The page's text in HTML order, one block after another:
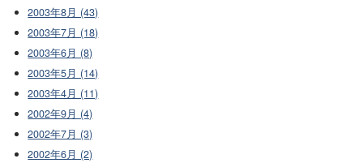
2003年8月 (43)
2003年7月 (18)
2003年6月 (8)
2003年5月 (14)
2003年4月 (11)
2002年9月 (4)
2002年7月 (3)
2002年6月 (2)